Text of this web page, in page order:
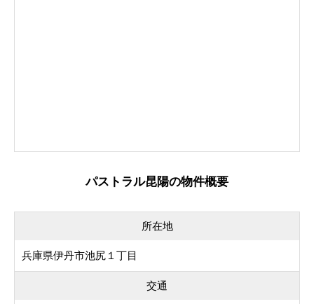
パストラル昆陽の物件概要
所在地
兵庫県伊丹市池尻１丁目
交通